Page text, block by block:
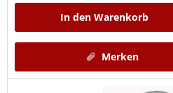
In den Warenkorb
Merken